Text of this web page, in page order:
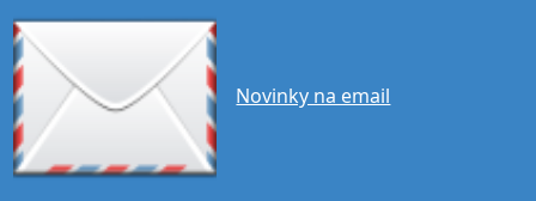
Novinky na email